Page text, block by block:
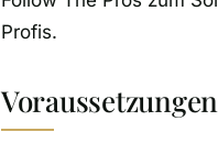
Profis.
Voraussetzungen